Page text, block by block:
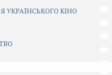
УКРАЇНСЬКОГО КІНО